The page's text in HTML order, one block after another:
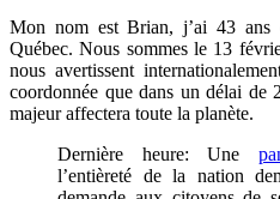
Mon nom est Brian, j’ai 43 ans
Québec. Nous sommes le 13
nous avertissent
coordonnée que dans un délai de
majeur affectera toute la planète.
Dernière heure: Une
l’entièreté de la nation